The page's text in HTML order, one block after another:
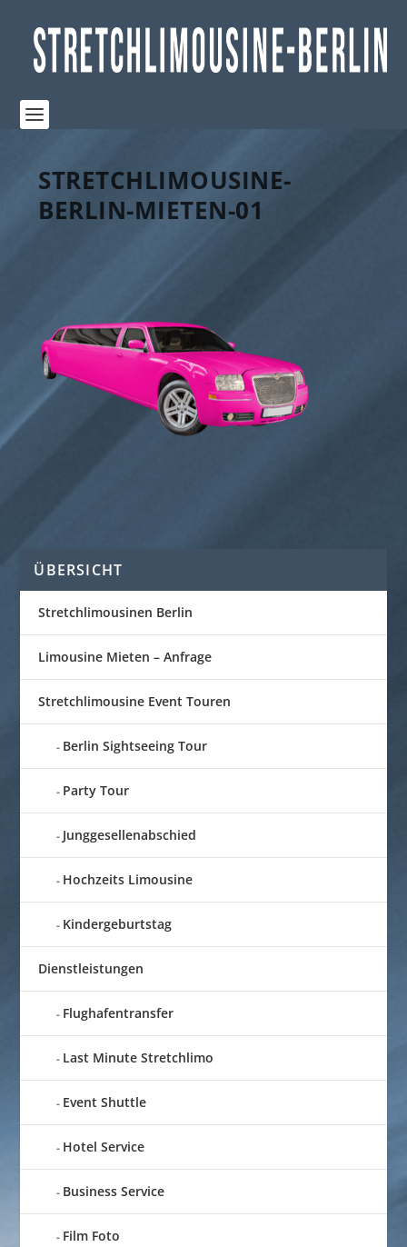
STRETCHLIMOUSINE-
BERLIN-MIETEN-01
ÜBERSICHT
Stretchlimousinen Berlin
Limousine Mieten – Anfrage
Stretchlimousine Event Touren
Berlin Sightseeing Tour
Party Tour
Junggesellenabschied
Hochzeits Limousine
Kindergeburtstag
Dienstleistungen
Flughafentransfer
Last Minute Stretchlimo
Event Shuttle
Hotel Service
Business Service
Film Foto